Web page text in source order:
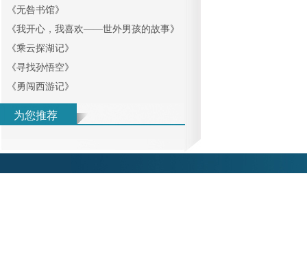
《无咎书馆》
《我开心，我喜欢——世外男孩的故事》
《乘云探湖记》
《寻找孙悟空》
《勇闯西游记》
为您推荐